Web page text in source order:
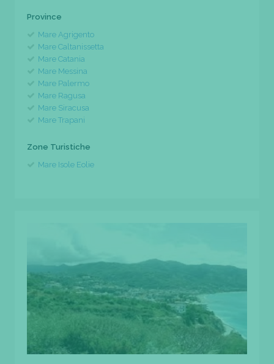
Province
Mare Agrigento
Mare Caltanissetta
Mare Catania
Mare Messina
Mare Palermo
Mare Ragusa
Mare Siracusa
Mare Trapani
Zone Turistiche
Mare Isole Eolie